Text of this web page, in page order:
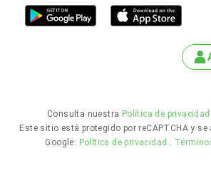
Consulta nuestra Política de privacidad
Este sitio está protegido por reCAPTCHA y
Google: Política de privacidad